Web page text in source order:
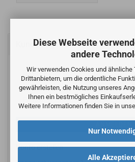
Diese Webseite
andere
Wir verwenden Cookies und ähnliche
Drittanbietern, um die ordentliche
gewährleisten, die Nutzung unseres
Ihnen ein bestmögliches
Weitere Informationen finden Sie in
Alle
Nur
Kundenlogin
E-
Mail-
Adresse
Passwort
Konto erstellen